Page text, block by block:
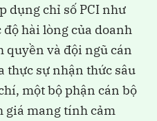
dụng chỉ số PCI như
hài lòng của doanh
quyền và đội ngũ cán
thực sự nhận thức sâu
một bộ phận cán bộ
giá mang tính cảm